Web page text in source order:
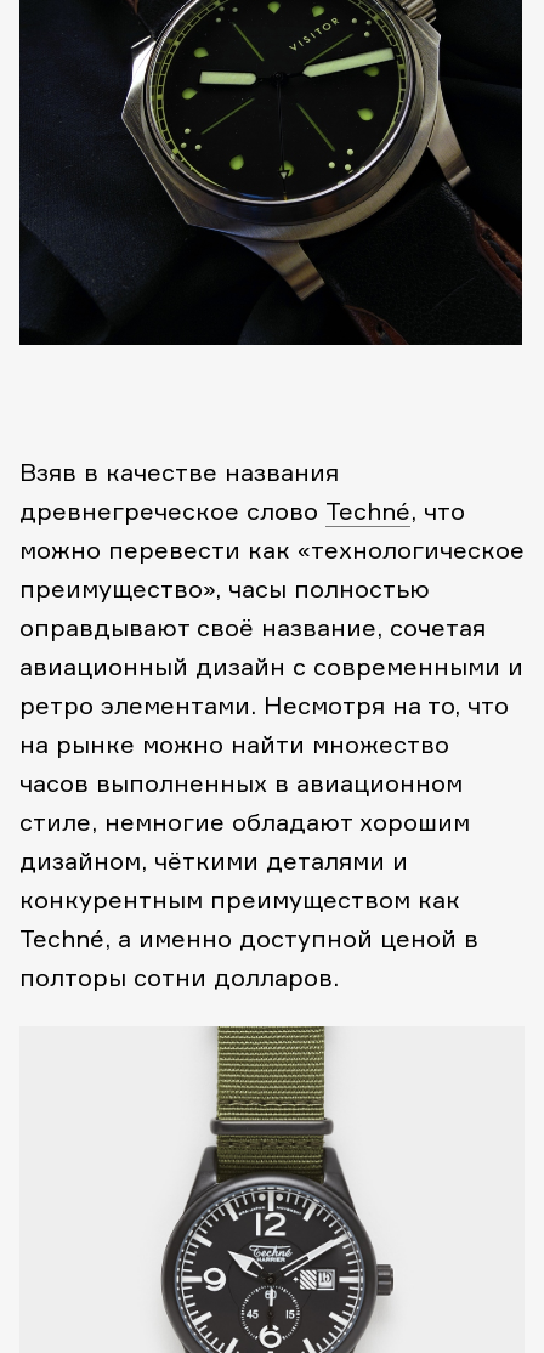
Взяв в качестве названия
древнегреческое слово Techné, что
можно перевести как «технологическое
преимущество», часы полностью
оправдывают своё название, сочетая
авиационный дизайн с современными и
ретро элементами. Несмотря на то, что
на рынке можно найти множество
часов выполненных в авиационном
стиле, немногие обладают хорошим
дизайном, чёткими деталями и
конкурентным преимуществом как
Techné, а именно доступной ценой в
полторы сотни долларов.